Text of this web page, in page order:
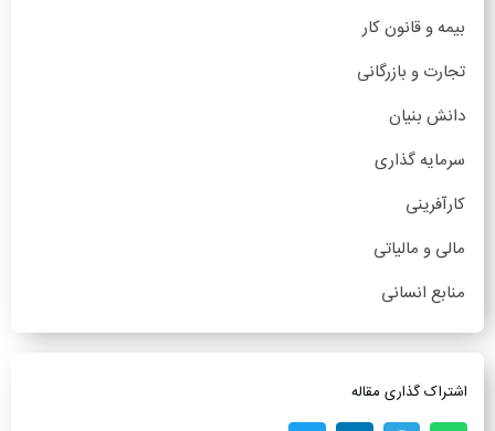
بیمه و قانون کار
تجارت و بازرگانی
دانش بنیان
سرمایه گذاری
کارآفرینی
مالی و مالیاتی
منابع انسانی
اشتراک گذاری مقاله